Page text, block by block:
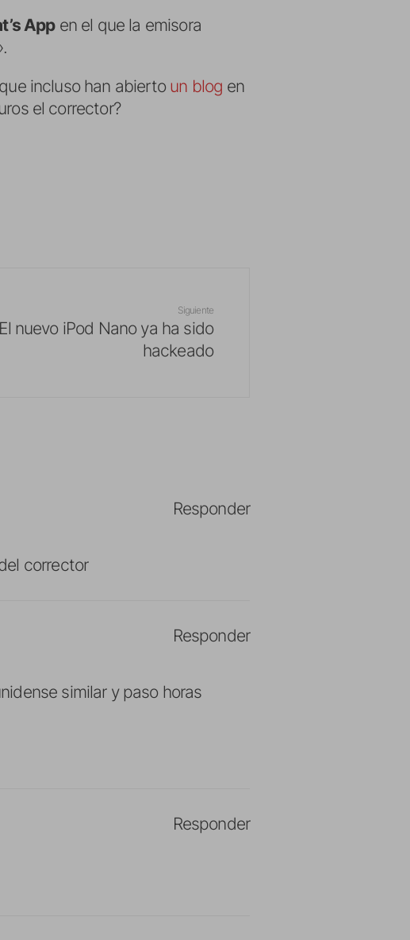
Appen el que la emisora
incluso han abierto un blog en
el corrector?
Siguiente
El nuevo iPod Nano ya ha sido
hackeado
corrector
Responder
similar y paso horas
Responder
Responder